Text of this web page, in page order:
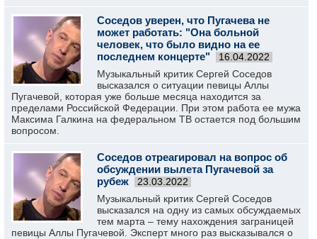
Соседов уверен, что Пугачева не
может работать: "Она больной
человек, что было видно на ее
последнем концерте"
16.04.2022
Музыкальный критик Сергей Соседов
высказался о ситуации певицы Аллы
Пугачевой, которая уже больше месяца находится за
пределами Российской Федерации. При этом работа ее мужа
Максима Галкина на федеральном ТВ остается под большим
вопросом.
Соседов отреагировал на вопрос об
обсуждении вылета Пугачевой за
рубеж
23.03.2022
Музыкальный критик Сергей Соседов
высказался на одну из самых обсуждаемых
тем марта – тему нахождения заграницей
певицы Аллы Пугачевой. Эксперт много раз высказывался о